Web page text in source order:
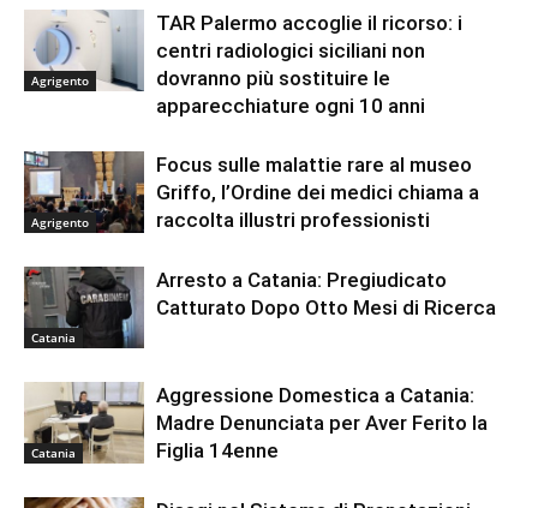
Agrigento
TAR Palermo accoglie il ricorso: i
centri radiologici siciliani non
dovranno più sostituire le
apparecchiature ogni 10 anni
Agrigento
Focus sulle malattie rare al museo
Griffo, l’Ordine dei medici chiama a
raccolta illustri professionisti
Catania
Arresto a Catania: Pregiudicato
Catturato Dopo Otto Mesi di Ricerca
Catania
Aggressione Domestica a Catania:
Madre Denunciata per Aver Ferito la
Figlia 14enne